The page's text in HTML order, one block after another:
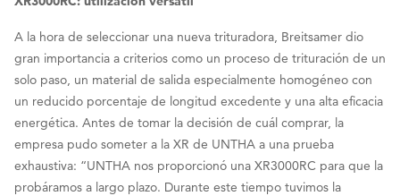
A la hora de seleccionar una nueva trituradora, Breitsamer dio
gran importancia a criterios como un proceso de trituración de un
solo paso, un material de salida especialmente homogéneo con
un reducido porcentaje de longitud excedente y una alta eficacia
energética. Antes de tomar la decisión de cuál comprar, la
empresa pudo someter a la XR de UNTHA a una prueba
exhaustiva: “UNTHA nos proporcionó una XR3000RC para que la
probáramos a largo plazo. Durante este tiempo tuvimos la